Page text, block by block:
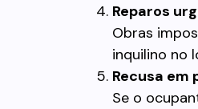
Reparos
Obras
inquilino no
Recusa em
Se o